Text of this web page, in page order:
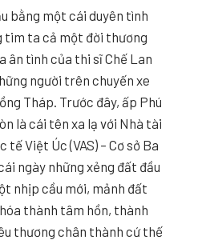
bằng một cái duyên tình
tim ta cả một đời thương
ân tình của thi sĩ Chế Lan
người trên chuyến xe
Tháp. Trước đây, ấp Phú
là cái tên xa lạ với Nhà tài
Việt Úc (VAS) – Cơ sở Ba
ngày những xẻng đất đầu
nhịp cầu mới, mảnh đất
thành tâm hồn, thành
thương chân thành cứ thế